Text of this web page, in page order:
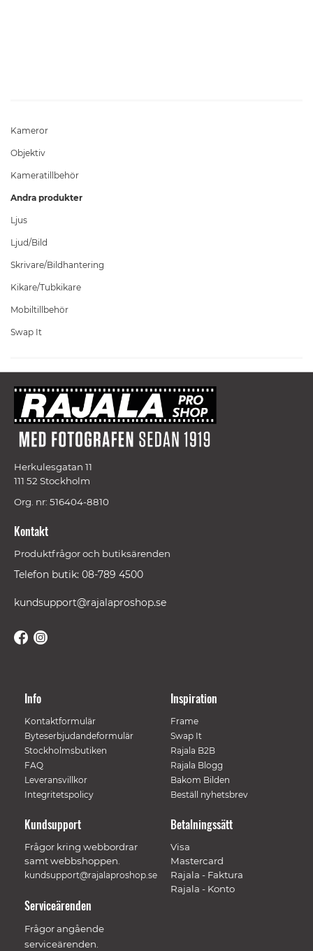
Kameror
Objektiv
Kameratillbehör
Andra produkter
Ljus
Ljud/Bild
Skrivare/Bildhantering
Kikare/Tubkikare
Mobiltillbehör
Swap It
Herkulesgatan 11
111 52 Stockholm
Org. nr: 516404-8810
Kontakt
Produktfrågor och butiksärenden
Telefon butik: 08-789 4500
kundsupport@rajalaproshop.se
Info
Kontaktformulär
Byteserbjudandeformulär
Stockholmsbutiken
FAQ
Leveransvillkor
Integritetspolicy
Inspiration
Frame
Swap It
Rajala B2B
Rajala Blogg
Bakom Bilden
Beställ nyhetsbrev
Betalningssätt
Visa
Mastercard
Rajala - Faktura
Rajala - Konto
Kundsupport
Frågor kring webbordrar
samt webbshoppen.
kundsupport@rajalaproshop.se
Serviceärenden
Frågor angående
serviceärenden.